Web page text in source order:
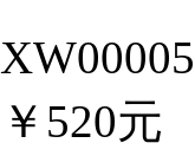
￥520元